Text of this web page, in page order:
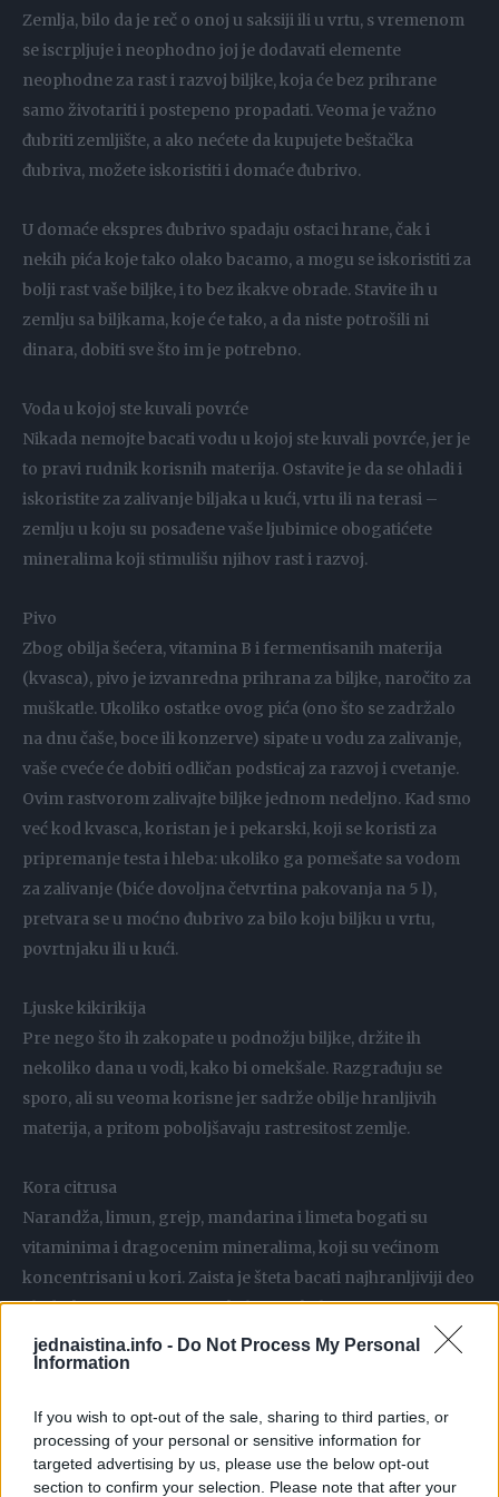
jednaistina.info - Do Not Process My Personal
Information
If you wish to opt-out of the sale, sharing to third parties, or
processing of your personal or sensitive information for
targeted advertising by us, please use the below opt-out
section to confirm your selection. Please note that after your
Zemlja, bilo da je reč o onoj u saksiji ili u vrtu, s vremenom
se iscrpljuje i neophodno joj je dodavati elemente
neophodne za rast i razvoj biljke, koja će bez prihrane
samo životariti i postepeno propadati. Veoma je važno
đubriti zemljište, a ako nećete da kupujete beštačka
đubriva, možete iskoristiti i domaće đubrivo.
U domaće ekspres đubrivo spadaju ostaci hrane, čak i
nekih pića koje tako olako bacamo, a mogu se iskoristiti za
bolji rast vaše biljke, i to bez ikakve obrade. Stavite ih u
zemlju sa biljkama, koje će tako, a da niste potrošili ni
dinara, dobiti sve što im je potrebno.
Voda u kojoj ste kuvali povrće
Nikada nemojte bacati vodu u kojoj ste kuvali povrće, jer je
to pravi rudnik korisnih materija. Ostavite je da se ohladi i
iskoristite za zalivanje biljaka u kući, vrtu ili na terasi –
zemlju u koju su posađene vaše ljubimice obogatićete
mineralima koji stimulišu njihov rast i razvoj.
Pivo
Zbog obilja šećera, vitamina B i fermentisanih materija
(kvasca), pivo je izvanredna prihrana za biljke, naročito za
muškatle. Ukoliko ostatke ovog pića (ono što se zadržalo
na dnu čaše, boce ili konzerve) sipate u vodu za zalivanje,
vaše cveće će dobiti odličan podsticaj za razvoj i cvetanje.
Ovim rastvorom zalivajte biljke jednom nedeljno. Kad smo
već kod kvasca, koristan je i pekarski, koji se koristi za
pripremanje testa i hleba: ukoliko ga pomešate sa vodom
za zalivanje (biće dovoljna četvrtina pakovanja na 5 l),
pretvara se u moćno đubrivo za bilo koju biljku u vrtu,
povrtnjaku ili u kući.
Ljuske kikirikija
Pre nego što ih zakopate u podnožju biljke, držite ih
nekoliko dana u vodi, kako bi omekšale. Razgrađuju se
sporo, ali su veoma korisne jer sadrže obilje hranljivih
materija, a pritom poboljšavaju rastresitost zemlje.
Kora citrusa
Narandža, limun, grejp, mandarina i limeta bogati su
vitaminima i dragocenim mineralima, koji su većinom
koncentrisani u kori. Zaista je šteta bacati najhranljiviji deo
ploda, koji je prava riznica kalijuma, kalcijuma, fosfora,
gvožđa i natrijuma. Potopite koru u hladnu vodu i ostavite
da odstoji 24 sata kako bi izgubila veći deo svoje prirodne
tla. Isecite je na krupnije komade, pa pospite oko biljke i
zatrpajte zemljom.